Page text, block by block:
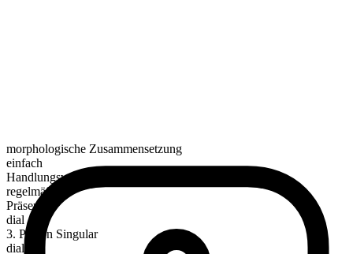
morphologische Zusammensetzung
einfach
Handlungsverb
regelmäßig
Präsens
dial
3. Person Singular
dials